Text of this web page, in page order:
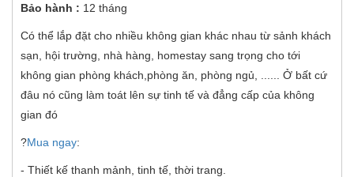
Bảo hành : 12 tháng
Có thể lắp đặt cho nhiều không gian khác nhau từ sảnh khách
sạn, hội trường, nhà hàng, homestay sang trọng cho tới
không gian phòng khách,phòng ăn, phòng ngủ, ...... Ở bất cứ
đâu nó cũng làm toát lên sự tinh tế và đẳng cấp của không
gian đó
?Mua ngay:
- Thiết kế thanh mảnh, tinh tế, thời trang.